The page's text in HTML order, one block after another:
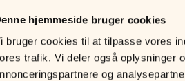
hjemmeside bruger cookies
bruger cookies til at tilpasse vores
trafik. Vi deler også oplysninger
og
& Pudder